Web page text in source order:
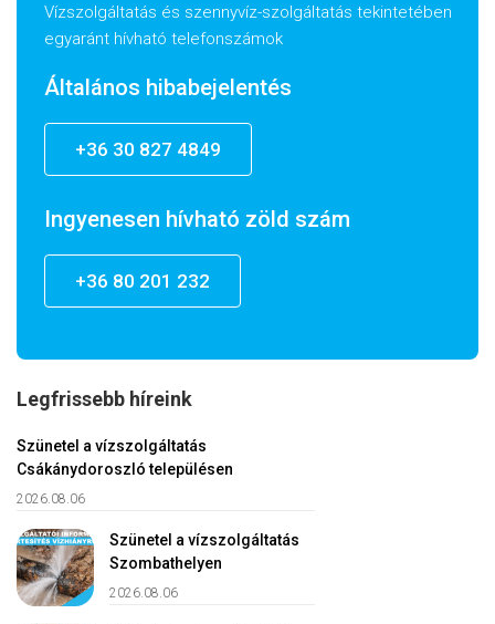
Vízszolgáltatás és szennyvíz-szolgáltatás tekintetében
egyaránt hívható telefonszámok
Általános hibabejelentés
+36 30 827 4849
Ingyenesen hívható zöld szám
+36 80 201 232
Legfrissebb híreink
Szünetel a vízszolgáltatás
Csákánydoroszló településen
2026.08.06
Szünetel a vízszolgáltatás
Szombathelyen
2026.08.06